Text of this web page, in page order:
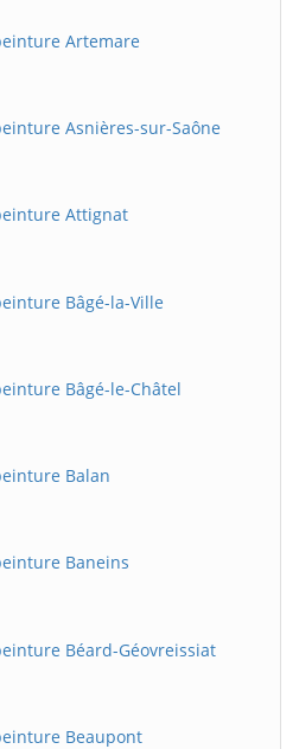
Artemare
Asnières-sur-Saône
Attignat
Bâgé-la-Ville
Bâgé-le-Châtel
Balan
Baneins
Béard-Géovreissiat
Beaupont